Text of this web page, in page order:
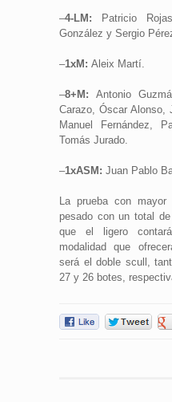
–4-LM:
Patricio
González y Sergio
–1xM: Aleix Martí.
–8+M:Antonio
Carazo, Óscar Alonso,
Manuel Fernández,
Tomás Jurado.
–1xASM: Juan Pablo
La prueba con
pesado con un total
que el ligero
modalidad que
será el doble scull,
27 y 26 botes,